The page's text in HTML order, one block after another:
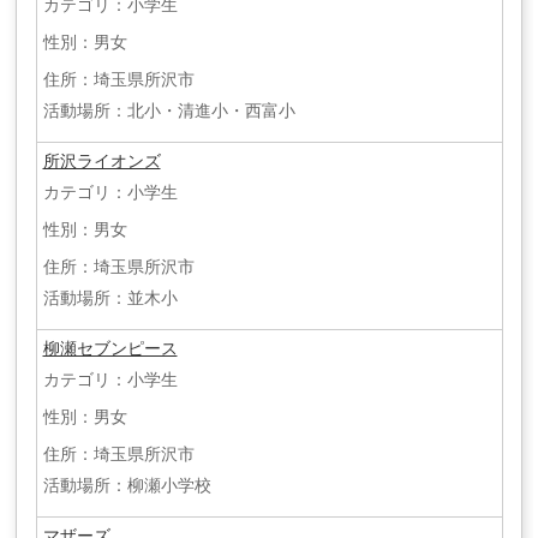
カテゴリ：小学生
性別：男女
住所：埼玉県所沢市
活動場所：北小・清進小・西富小
所沢ライオンズ
カテゴリ：小学生
性別：男女
住所：埼玉県所沢市
活動場所：並木小
柳瀬セブンピース
カテゴリ：小学生
性別：男女
住所：埼玉県所沢市
活動場所：柳瀬小学校